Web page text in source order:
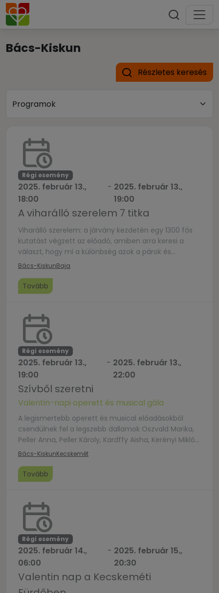
Bács-Kiskun
Részletes keresés
Régi esemény
2025. február 13.,
18:00
- 2025. február 13.,
19:00
A viharálló szerelem 7 titka
Viharálló szerelem: a járvány kezdetén egy 1300 fős
kutatást végzett az előadó, amiben arra keresi a
választ, hogy mi a különbség azok a párok és
családok között, akik nyomás alatt is képesek fejlődni,
elindulnak lefelé a lejtőn. A több mint 100.000 adat
statisztikai elemzése után kikristályosodott 7
Bács-KiskunBaja
Tovább
Régi esemény
2025. február 13.,
19:00
- 2025. február 13.,
22:00
Szívből szeretni
Valentin-napi operett és musical gála
A legismertebb operett és musical előadásokból
csendülnek fel a legszebb dallamok Oszvald Marika,
Peller Anna, Peller Károly, Kardffy Aisha, Kerényi Miklós
Máté, Simon Boglárka, Kocsis Dénes
Máté Közreműködik a Sturcz Szmollbend
Bács-KiskunKecskemét
Tovább
Régi esemény
2025. február 14.,
06:00
- 2025. február 15.,
20:30
Valentin nap a Kecskeméti